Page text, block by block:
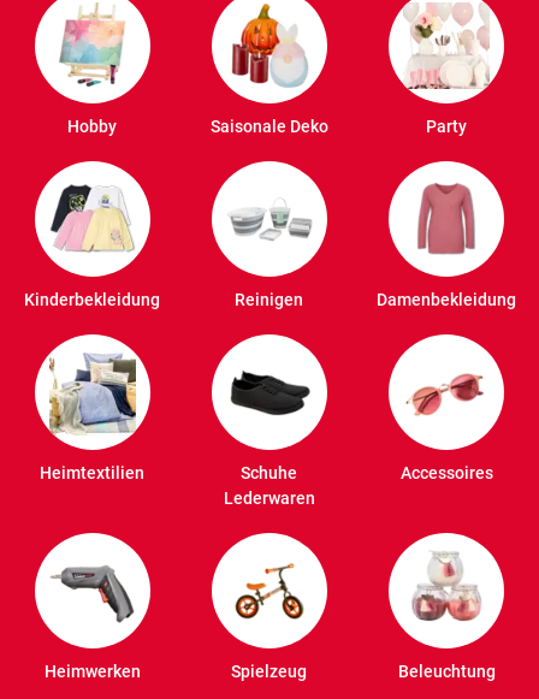
Hobby Saisonale Deko Party
Kinderbekleidung Reinigen Damenbekleidung
Heimtextilien
Schuhe
Lederwaren
Accessoires
Heimwerken Spielzeug Beleuchtung